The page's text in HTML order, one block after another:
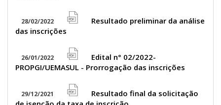
icon
28/02/2022
file
pdf
icon
Resultado preliminar da análise
das inscrições
26/01/2022
file
pdf
icon
Edital n° 02/2022-
PROPGI/UEMASUL - Prorrogação das inscrições
29/12/2021
Resultado final da solicitação